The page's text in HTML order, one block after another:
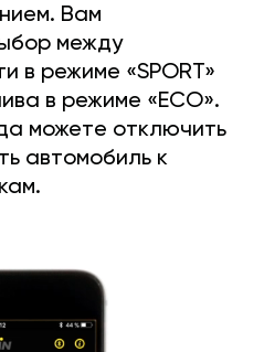
Вам
между
в режиме «SPORT»
в режиме «ECO».
можете отключить
автомобиль к